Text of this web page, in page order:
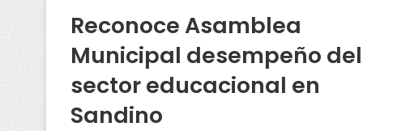
Reconoce Asamblea
Municipal desempeño del
sector educacional en
Sandino